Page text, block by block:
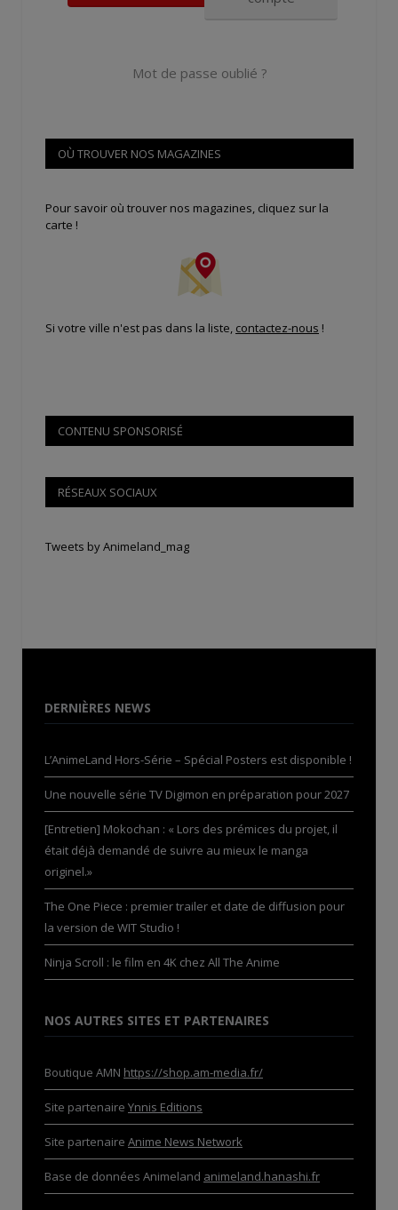
Mot de passe oublié ?
OÙ TROUVER NOS MAGAZINES
Pour savoir où trouver nos magazines, cliquez sur la
carte !
Si votre ville n'est pas dans la liste, contactez-nous !
CONTENU SPONSORISÉ
RÉSEAUX SOCIAUX
Tweets by Animeland_mag
DERNIÈRES NEWS
L’AnimeLand Hors-Série – Spécial Posters est disponible !
Une nouvelle série TV Digimon en préparation pour 2027
[Entretien] Mokochan : « Lors des prémices du projet, il
était déjà demandé de suivre au mieux le manga
originel.»
The One Piece : premier trailer et date de diffusion pour
la version de WIT Studio !
Ninja Scroll : le film en 4K chez All The Anime
NOS AUTRES SITES ET PARTENAIRES
Boutique AMN https://shop.am-media.fr/
Site partenaire Ynnis Editions
Site partenaire Anime News Network
Base de données Animeland animeland.hanashi.fr